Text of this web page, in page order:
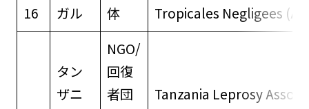
16 ガル 体 Tropicales Negligees
タン
ザニ
NGO/
回復
者団
Tanzania Leprosy